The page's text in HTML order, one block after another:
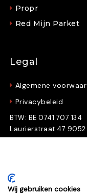
Propr
Red Mijn Parket
Legal
Algemene
Privacybeleid
BTW: BE 0741 707 134
Laurierstraat 47 9052
Download nu gratis e-
Wij gebruiken cookies